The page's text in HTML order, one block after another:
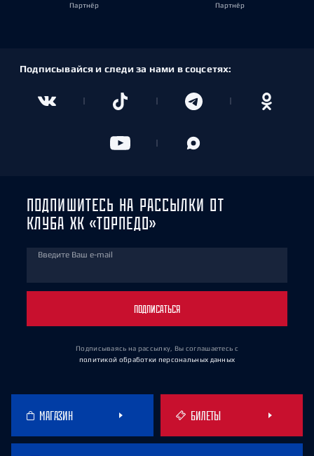
Партнёр Партнёр
Подписывайся и следи за нами в соцсетях:
ПОДПИШИТЕСЬ НА РАССЫЛКИ ОТ
КЛУБА ХК «ТОРПЕДО»
Введите Ваш e-mail
ПОДПИСАТЬСЯ
Подписываясь на рассылку, Вы соглашаетесь с
политикой обработки персональных данных
МАГАЗИН БИЛЕТЫ